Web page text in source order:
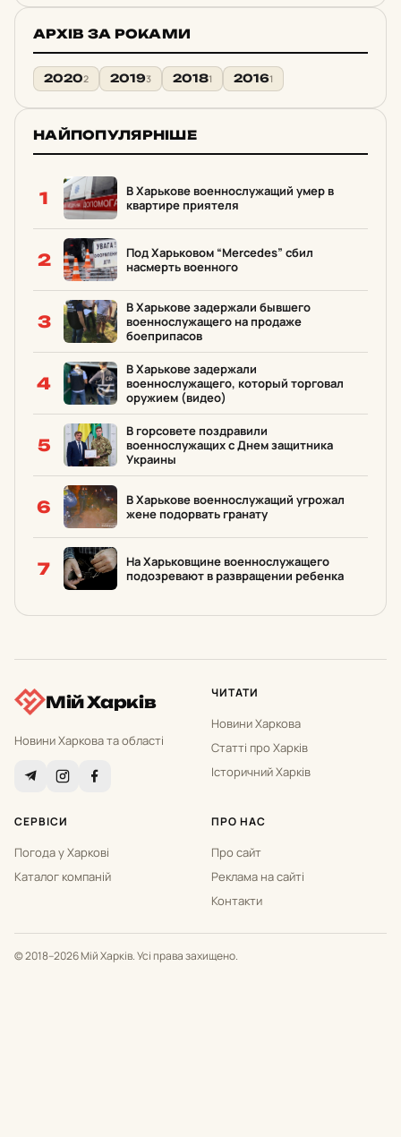
АРХІВ ЗА РОКАМИ
20202 20193 20181 20161
НАЙПОПУЛЯРНІШЕ
1
В Харькове военнослужащий умер в
квартире приятеля
2
Под Харьковом “Mercedes” сбил
насмерть военного
3
В Харькове задержали бывшего
военнослужащего на продаже
боеприпасов
4
В Харькове задержали
военнослужащего, который торговал
оружием (видео)
5
В горсовете поздравили
военнослужащих с Днем защитника
Украины
6
В Харькове военнослужащий угрожал
жене подорвать гранату
7
На Харьковщине военнослужащего
подозревают в развращении ребенка
Мій Харків
Новини Харкова та області
ЧИТАТИ
Новини Харкова
Статті про Харків
Історичний Харків
СЕРВІСИ
Погода у Харкові
Каталог компаній
ПРО НАС
Про сайт
Реклама на сайті
Контакти
© 2018–2026 Мій Харків. Усі права захищено.